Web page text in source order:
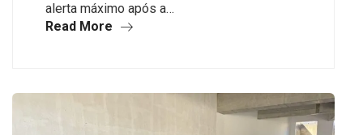
alerta máximo após a…
Read More